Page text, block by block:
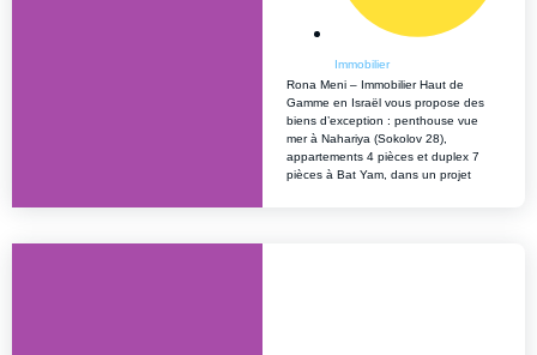
Immobilier
Rona Meni – Immobilier Haut de
Gamme en Israël vous propose des
biens d’exception : penthouse vue
mer à Nahariya (Sokolov 28),
appartements 4 pièces et duplex 7
pièces à Bat Yam, dans un projet